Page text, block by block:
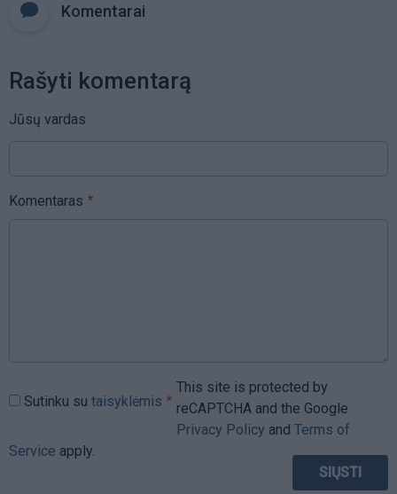
Komentarai
Rašyti komentarą
Jūsų vardas
Komentaras
Sutinku su taisyklėmis
This site is protected by
reCAPTCHA and the Google
Privacy Policy and Terms of
Service apply.